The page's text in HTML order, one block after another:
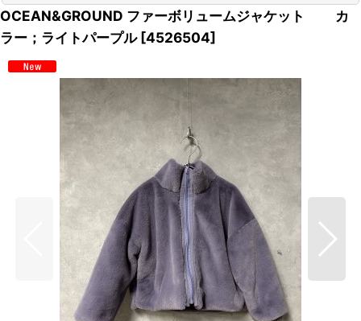
OCEAN&GROUND ファーボリュームジャケット カ
ラー；ライトパープル [4526504]